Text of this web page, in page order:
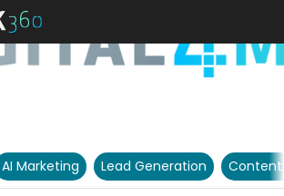
AI Marketing Lead Generation